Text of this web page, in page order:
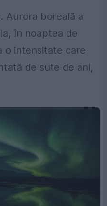
Aurora boreală a
în noaptea de
o intensitate care
de sute de ani,